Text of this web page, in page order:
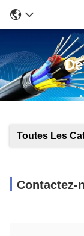
Toutes Les
Contactez-